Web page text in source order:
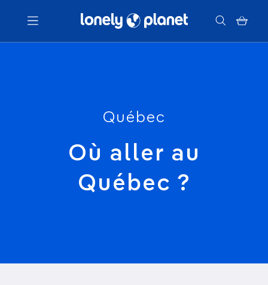
Menu
Québec
Où aller au
Québec ?